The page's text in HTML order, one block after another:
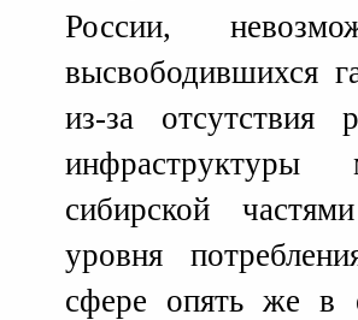
России,
высвободившихся
из-за отсутствия
сибирской
уровня
сфере опять же в